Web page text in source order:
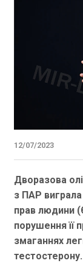
12/07/2023
Дворазова
з ПАР
прав людини
порушення її
змаганнях
тестостерону.